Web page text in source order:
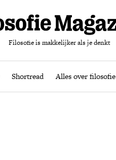
Filosofie is makkelijker als je denkt
Shortread Alles over filosofie
Leren Filosoferen Shortread